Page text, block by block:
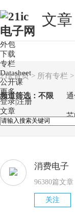
21ic首页> 所有专栏
频道筛选： 不限
消费电子
96380篇文章
关注
首页
论坛
外包
下载
专栏
Datasheet
公开课
更多
登录|注册
文章
文章